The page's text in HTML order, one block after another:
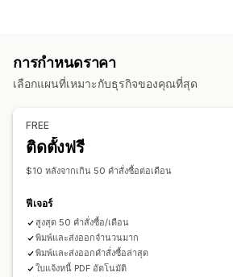
การปรับแต่ง
การคำานวณภาษี
หลายภาษา
การจัดการไฟล์
พิมพ์และส่งออก
การกำหนดหมายเลขตามลำดับ
การกำหนดราคา
เลือกแผนที่เหมาะกับธุรกิจของคุณที่สุด
FREE
ติดตั้งฟรี
$10 หลังจากเกิน 50 คำสั่งซื้อต่อเดือน
ฟีเจอร์
สูงสุด 50 คำสั่งซื้อ/เดือน
พิมพ์และส่งออกจำนวนมาก
พิมพ์และส่งออกคำสั่งซื้อล่าสุด
ใบแจ้งหนี้ PDF อัตโนมัติ